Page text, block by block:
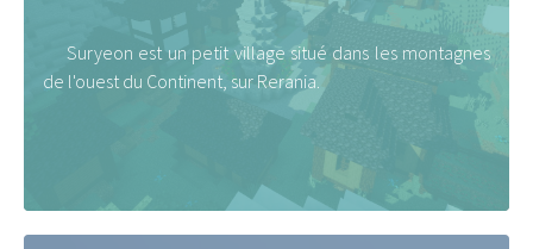
Suryeon est un petit village situé dans les montagnes
de l'ouest du Continent, sur Rerania.